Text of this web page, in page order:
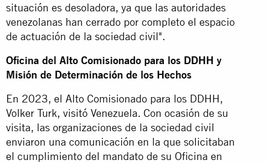
situación es desoladora, ya que las autoridades
venezolanas han cerrado por completo el espacio
de actuación de la sociedad civil".
Oficina del Alto Comisionado para los DDHH y
Misión de Determinación de los Hechos
En 2023, el Alto Comisionado para los DDHH,
Volker Turk, visitó Venezuela. Con ocasión de su
visita, las organizaciones de la sociedad civil
enviaron una comunicación en la que solicitaban
el cumplimiento del mandato de su Oficina en